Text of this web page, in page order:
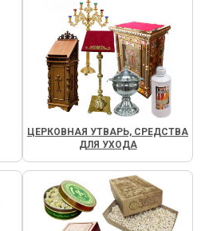
ЦЕРКОВНАЯ УТВАРЬ, СРЕДСТВА
ДЛЯ УХОДА